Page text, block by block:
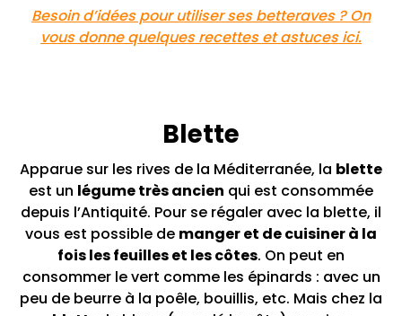
Besoin d’idées pour utiliser ses betteraves ? On
vous donne quelques recettes et astuces ici.
Blette
Apparue sur les rives de la Méditerranée, la blette
est un légume très ancien qui est consommée
depuis l’Antiquité. Pour se régaler avec la blette, il
vous est possible de manger et de cuisiner à la
fois les feuilles et les côtes. On peut en
consommer le vert comme les épinards : avec un
peu de beurre à la poêle, bouillis, etc. Mais chez la